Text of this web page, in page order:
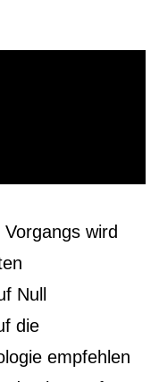
wird
Null
die
empfehlen